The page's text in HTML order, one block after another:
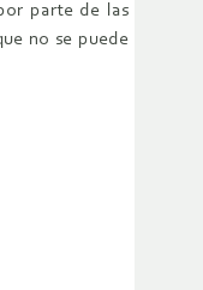
parte de las
no se puede